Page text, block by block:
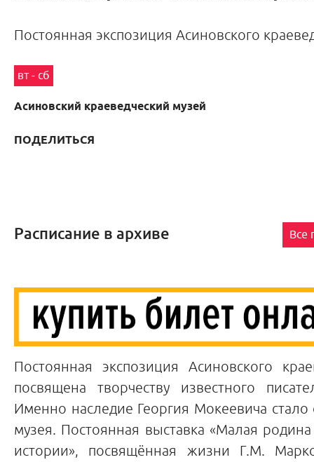
Постоянная экспозиция Асиновского
вт - сб
Асиновский краеведческий музей
ПОДЕЛИТЬСЯ
Все
Расписание в архиве
Постоянная экспозиция Асиновского
посвящена творчеству известного
Именно наследие Георгия Мокеевича стало
музея. Постоянная выставка «Малая родина
истории», посвящённая жизни Г.М.